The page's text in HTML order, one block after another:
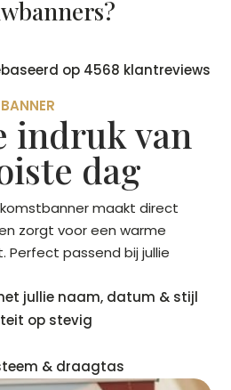
op 4568 klantreviews
indruk van
dag
maakt direct
zorgt voor een warme
Perfect passend bij jullie
jullie naam, datum & stijl
op stevig
& draagtas